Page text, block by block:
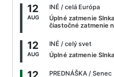
12
AUG
INÉ / celá Európa
Úplné zatmenie
čiastočné zatmenie
12
AUG
INÉ / celý svet
Úplné zatmenie
PREDNÁŠKA / Senec